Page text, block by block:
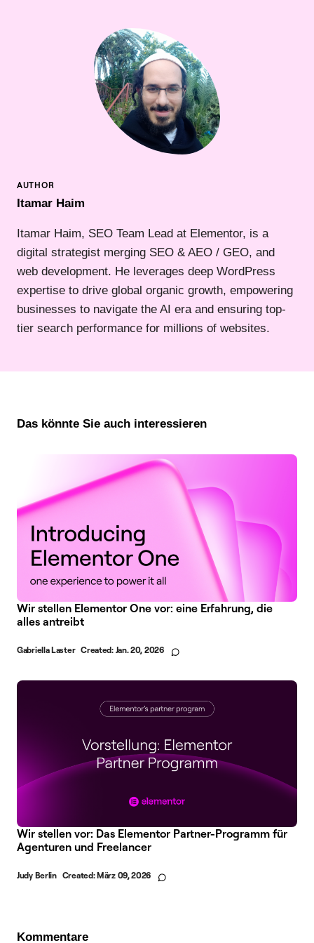
Itamar Haim
Itamar Haim, SEO Team Lead at Elementor, is a
digital strategist merging SEO & AEO / GEO, and
web development. He leverages deep WordPress
expertise to drive global organic growth, empowering
businesses to navigate the AI era and ensuring top-
tier search performance for millions of websites.
Das könnte Sie auch interessieren
Wir stellen Elementor One vor: eine Erfahrung, die
alles antreibt
Gabriella Laster Created: Jan. 20, 2026
Wir stellen vor: Das Elementor Partner-Programm für
Agenturen und Freelancer
Judy Berlin Created:März 09, 2026
Kommentare